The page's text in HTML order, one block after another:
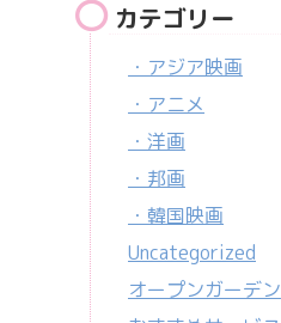
カテゴリー
・アジア映画
・アニメ
・洋画
・邦画
・韓国映画
Uncategorized
オープンガーデン